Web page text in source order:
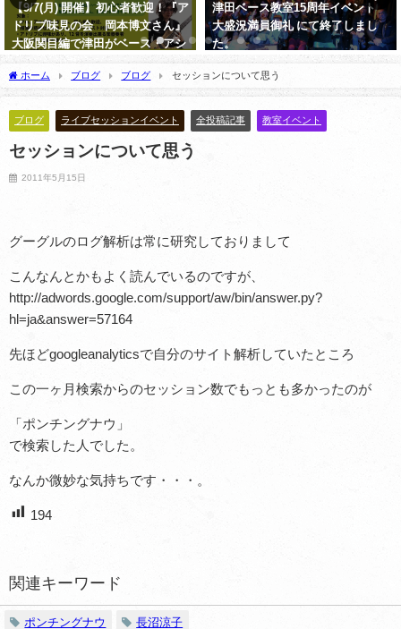
【9/7(月) 開催】初心者歓迎！『ア
ドリブ味見の会 岡本博文さん』
大阪関目編で津田がベース・アシ
スタントを務めます！
津田ベース教室15周年イベント
大盛況満員御礼 にて終了しまし
た。
ホーム ブログ ブログ セッションについて思う
ブログ ライブセッションイベント 全投稿記事 教室イベント
セッションについて思う
2011年5月15日
グーグルのログ解析は常に研究しておりまして
こんなんとかもよく読んでいるのですが、
http://adwords.google.com/support/aw/bin/answer.py?
hl=ja&answer=57164
先ほどgoogleanalyticsで自分のサイト解析していたところ
この一ヶ月検索からのセッション数でもっとも多かったのが
「ポンチングナウ」
で検索した人でした。
なんか微妙な気持ちです・・・。
194
関連キーワード
ポンチングナウ 長沼涼子